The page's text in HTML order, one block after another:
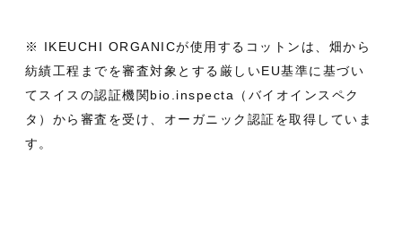
※ IKEUCHI ORGANICが使用するコットンは、畑から
紡績工程までを審査対象とする厳しいEU基準に基づい
てスイスの認証機関bio.inspecta（バイオインスペク
タ）から審査を受け、オーガニック認証を取得していま
す。